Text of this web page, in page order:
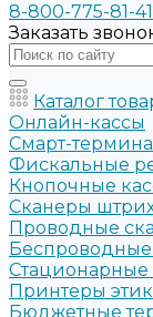
8-800-775-81-41
Заказать
Каталог
Онлайн-кассы
Смарт-
Фискальные
Кнопочные
Сканеры
Проводные
Стационарные
Принтеры
Бюджетные